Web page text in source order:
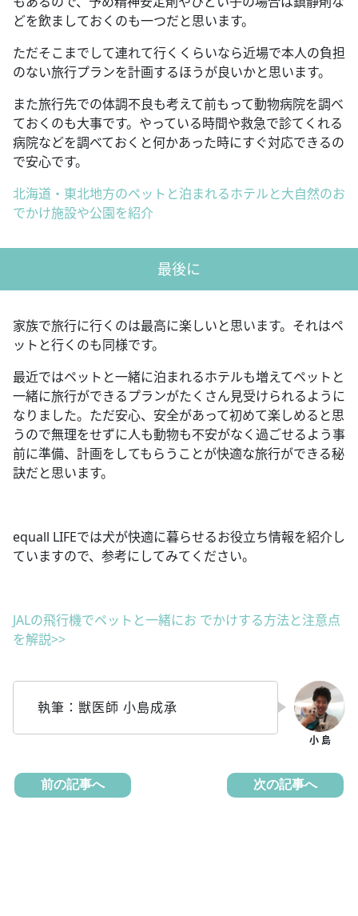
どを飲ましておくのも一つだと思います。
ただそこまでして連れて行くくらいなら近場で本人の負担
のない旅行プランを計画するほうが良いかと思います。
また旅行先での体調不良も考えて前もって動物病院を調べ
ておくのも大事です。やっている時間や救急で診てくれる
病院などを調べておくと何かあった時にすぐ対応できるの
で安心です。
北海道・東北地方のペットと泊まれるホテルと大自然のお
でかけ施設や公園を紹介
最後に
家族で旅行に行くのは最高に楽しいと思います。それはペ
ットと行くのも同様です。
最近ではペットと一緒に泊まれるホテルも増えてペットと
一緒に旅行ができるプランがたくさん見受けられるように
なりました。ただ安心、安全があって初めて楽しめると思
うので無理をせずに人も動物も不安がなく過ごせるよう事
前に準備、計画をしてもらうことが快適な旅行ができる秘
訣だと思います。
equall LIFEでは犬が快適に暮らせるお役立ち情報を紹介し
ていますので、参考にしてみてください。
JALの⾶⾏機でペットと⼀緒にお でかけする⽅法と注意点
を解説>>
執筆：獣医師 小島成承
前の記事へ 次の記事へ